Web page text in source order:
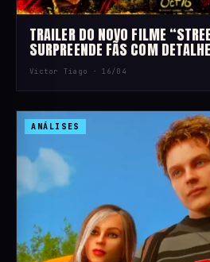
TRAILER DO NOVO FILME
SURPREENDE FÃS COM
Victor Tiago ·16/04
ANÁLISES